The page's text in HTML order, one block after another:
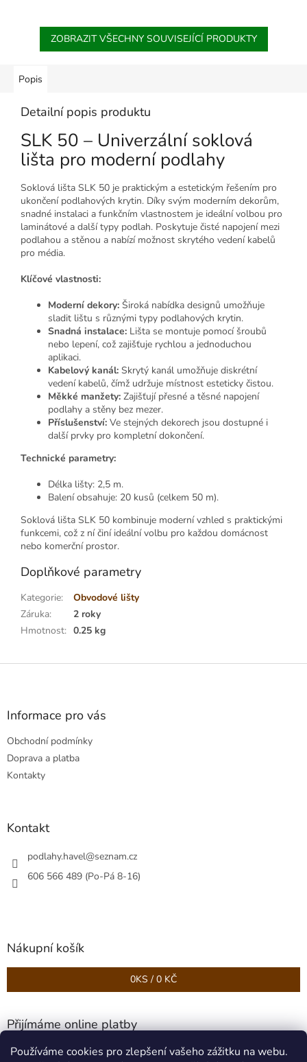
Používáme cookies pro zlepšení vašeho zážitku na webu.
ZOBRAZIT VŠECHNY SOUVISEJÍCÍ PRODUKTY
Popis
Detailní popis produktu
SLK 50 – Univerzální soklová
lišta pro moderní podlahy
Soklová lišta SLK 50 je praktickým a estetickým řešením pro
ukončení podlahových krytin. Díky svým moderním dekorům,
snadné instalaci a funkčním vlastnostem je ideální volbou pro
laminátové a další typy podlah. Poskytuje čisté napojení mezi
podlahou a stěnou a nabízí možnost skrytého vedení kabelů
pro média.
Klíčové vlastnosti:
Moderní dekory: Široká nabídka designů umožňuje
sladit lištu s různými typy podlahových krytin.
Snadná instalace: Lišta se montuje pomocí šroubů
nebo lepení, což zajišťuje rychlou a jednoduchou
aplikaci.
Kabelový kanál: Skrytý kanál umožňuje diskrétní
vedení kabelů, čímž udržuje místnost esteticky čistou.
Měkké manžety: Zajišťují přesné a těsné napojení
podlahy a stěny bez mezer.
Příslušenství: Ve stejných dekorech jsou dostupné i
další prvky pro kompletní dokončení.
Technické parametry:
Délka lišty: 2,5 m.
Balení obsahuje: 20 kusů (celkem 50 m).
Soklová lišta SLK 50 kombinuje moderní vzhled s praktickými
funkcemi, což z ní činí ideální volbu pro každou domácnost
nebo komerční prostor.
Doplňkové parametry
Kategorie:
Obvodové lišty
Záruka:
2 roky
Hmotnost: 0.25 kg
Z
Informace pro vás
Obchodní podmínky
Doprava a platba
Kontakty
Kontakt
podlahy.havel@seznam.cz
606 566 489 (Po-Pá 8-16)
Nákupní košík
0KS / 0 KČ
Přijímáme online platby